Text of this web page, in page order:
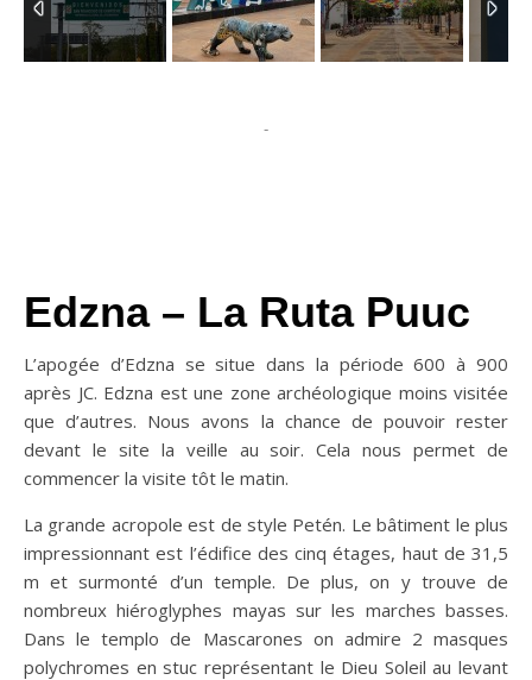
-
Edzna – La Ruta Puuc
L’apogée d’Edzna se situe dans la période 600 à 900
après JC. Edzna est une zone archéologique moins visitée
que d’autres. Nous avons la chance de pouvoir rester
devant le site la veille au soir. Cela nous permet de
commencer la visite tôt le matin.
La grande acropole est de style Petén. Le bâtiment le plus
impressionnant est l’édifice des cinq étages, haut de 31,5
m et surmonté d’un temple. De plus, on y trouve de
nombreux hiéroglyphes mayas sur les marches basses.
Dans le templo de Mascarones on admire 2 masques
polychromes en stuc représentant le Dieu Soleil au levant